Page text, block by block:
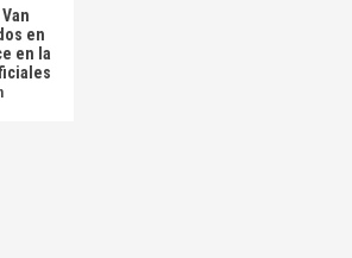
en
en la